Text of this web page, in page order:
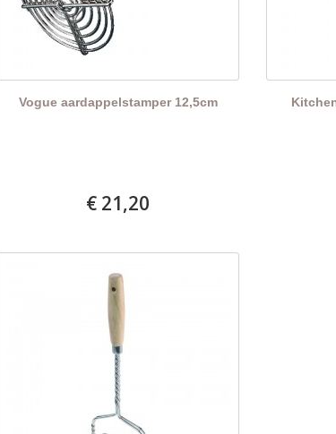
Vogue aardappelstamper 12,5cm
€ 21,20